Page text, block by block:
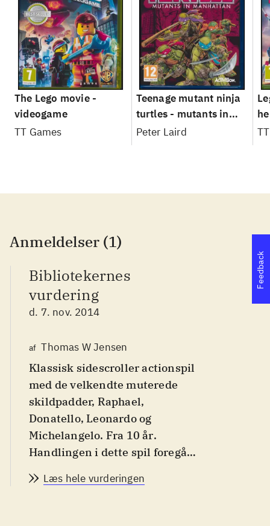
The Lego movie -
videogame
TT Games
Teenage mutant ninja
turtles - mutants in
Manhattan
Peter Laird
Anmeldelser (1)
Bibliotekernes
vurdering
d. 7. nov. 2014
af Thomas W Jensen
Klassisk sidescroller actionspil
med de velkendte muterede
skildpadder, Raphael,
Donatello, Leonardo og
Michelangelo. Fra 10 år.
Handlingen i dette spil foregår
Nikoledeons animerede tv-
Læs hele vurderingen
Feedback